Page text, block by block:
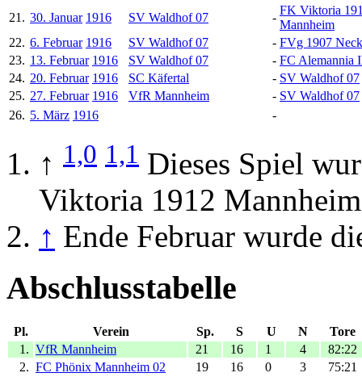
21. 30. Januar 1916 SV Waldhof 07 -
FK Viktoria
Mannheim
22. 6. Februar 1916 SV Waldhof 07 - FVg 1907
23. 13. Februar 1916 SV Waldhof 07 - FC Alemannia
24. 20. Februar 1916 SC Käfertal - SV Waldhof 07
25. 27. Februar 1916 VfR Mannheim - SV Waldhof 07
26. 5. März 1916 -
↑ 1,0 1,1 Dieses Spiel
Viktoria 1912
↑ Ende Februar wurde
Abschlusstabelle
Pl. Verein Sp. S U N
Tore
1. VfR Mannheim 21 16 1 4
82:22
2. FC Phönix Mannheim 02 19 16 0 3
75:21